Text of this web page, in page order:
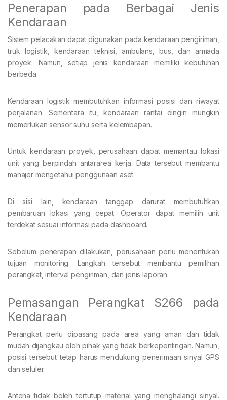
Penerapan pada Berbagai Jenis
Kendaraan
Sistem pelacakan dapat digunakan pada kendaraan pengiriman,
truk logistik, kendaraan teknisi, ambulans, bus, dan armada
proyek. Namun, setiap jenis kendaraan memiliki kebutuhan
berbeda.
Kendaraan logistik membutuhkan informasi posisi dan riwayat
perjalanan. Sementara itu, kendaraan rantai dingin mungkin
memerlukan sensor suhu serta kelembapan.
Untuk kendaraan proyek, perusahaan dapat memantau lokasi
unit yang berpindah antararea kerja. Data tersebut membantu
manajer mengetahui penggunaan aset.
Di sisi lain, kendaraan tanggap darurat membutuhkan
pembaruan lokasi yang cepat. Operator dapat memilih unit
terdekat sesuai informasi pada dashboard.
Sebelum penerapan dilakukan, perusahaan perlu menentukan
tujuan monitoring. Langkah tersebut membantu pemilihan
perangkat, interval pengiriman, dan jenis laporan.
Pemasangan Perangkat S266 pada
Kendaraan
Perangkat perlu dipasang pada area yang aman dan tidak
mudah dijangkau oleh pihak yang tidak berkepentingan. Namun,
posisi tersebut tetap harus mendukung penerimaan sinyal GPS
dan seluler.
Antena tidak boleh tertutup material yang menghalangi sinyal.